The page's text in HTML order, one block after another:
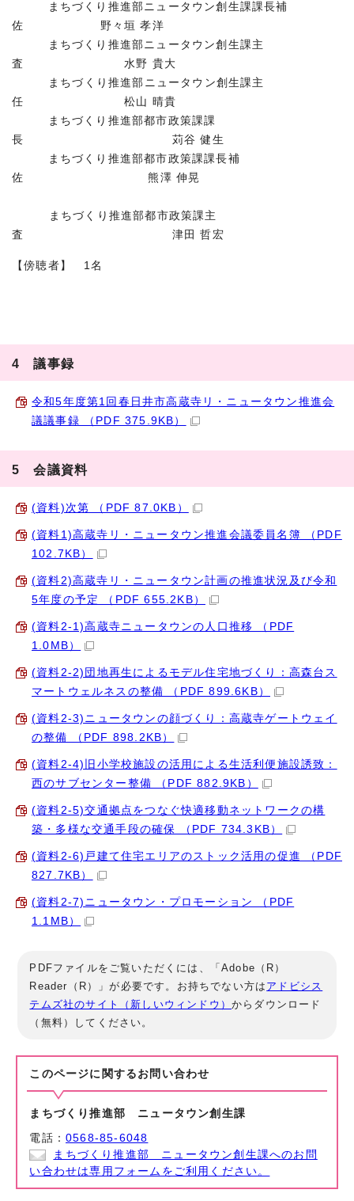
まちづくり推進部ニュータウン創生課課長補
佐 野々垣 孝洋
まちづくり推進部ニュータウン創生課主
査 水野 貴大
まちづくり推進部ニュータウン創生課主
任 松山 晴貴
まちづくり推進部都市政策課課
長 苅谷 健生
まちづくり推進部都市政策課課長補
佐 熊澤 伸晃
まちづくり推進部都市政策課主
査 津田 哲宏
【傍聴者】 1名
4 議事録
令和5年度第1回春日井市高蔵寺リ・ニュータウン推進会
議議事録 （PDF 375.9KB）
5 会議資料
(資料)次第 （PDF 87.0KB）
(資料1)高蔵寺リ・ニュータウン推進会議委員名簿 （PDF
102.7KB）
(資料2)高蔵寺リ・ニュータウン計画の推進状況及び令和
5年度の予定 （PDF 655.2KB）
(資料2-1)高蔵寺ニュータウンの人口推移 （PDF
1.0MB）
(資料2-2)団地再生によるモデル住宅地づくり：高森台ス
マートウェルネスの整備 （PDF 899.6KB）
(資料2-3)ニュータウンの顔づくり：高蔵寺ゲートウェイ
の整備 （PDF 898.2KB）
(資料2-4)旧小学校施設の活用による生活利便施設誘致：
西のサブセンター整備 （PDF 882.9KB）
(資料2-5)交通拠点をつなぐ快適移動ネットワークの構
築・多様な交通手段の確保 （PDF 734.3KB）
(資料2-6)戸建て住宅エリアのストック活用の促進 （PDF
827.7KB）
(資料2-7)ニュータウン・プロモーション （PDF
1.1MB）
PDFファイルをご覧いただくには、「Adobe（R）
Reader（R）」が必要です。お持ちでない方は アドビシス
テムズ社のサイト（新しいウィンドウ）からダウンロード
（無料）してください。
このページに関する お問い合わせ
まちづくり推進部 ニュータウン創生課
電話：0568-85-6048
まちづくり推進部 ニュータウン創生課へのお問
い合わせは専用フォームをご利用ください。